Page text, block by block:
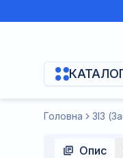
Головна ЗІЗ
Опис